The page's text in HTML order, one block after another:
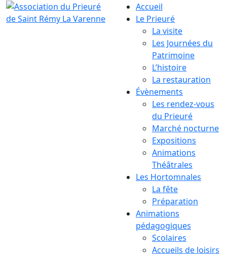
Accueil
Le Prieuré
La visite
Les Journées du
Patrimoine
L’histoire
La restauration
Évènements
Les rendez-vous
du Prieuré
Marché nocturne
Expositions
Animations
Théâtrales
Les Hortomnales
La fête
Préparation
Animations
pédagogiques
Scolaires
Accueils de loisirs